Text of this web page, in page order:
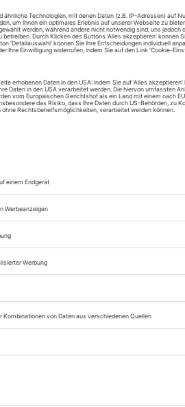
Lesegenuss
Zugang zum
Opernwelt
Sie können alle
sofort nutzen
April 2017